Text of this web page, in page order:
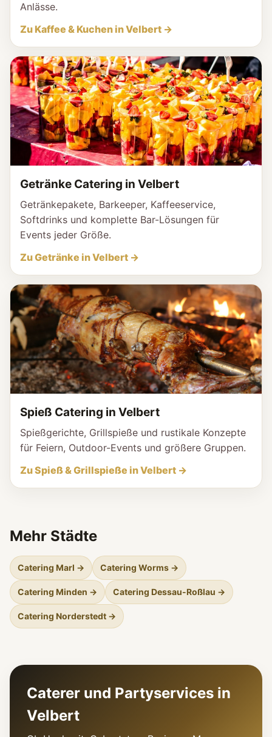
Anlässe.
Zu Kaffee & Kuchen in Velbert →
Getränke Catering in Velbert
Getränkepakete, Barkeeper, Kaffeeservice,
Softdrinks und komplette Bar-Lösungen für
Events jeder Größe.
Zu Getränke in Velbert →
Spieß Catering in Velbert
Spießgerichte, Grillspieße und rustikale Konzepte
für Feiern, Outdoor-Events und größere Gruppen.
Zu Spieß & Grillspieße in Velbert →
Mehr Städte
Catering Marl → Catering Worms →
Catering Minden → Catering Dessau-Roßlau →
Catering Norderstedt →
Caterer und Partyservices in
Velbert